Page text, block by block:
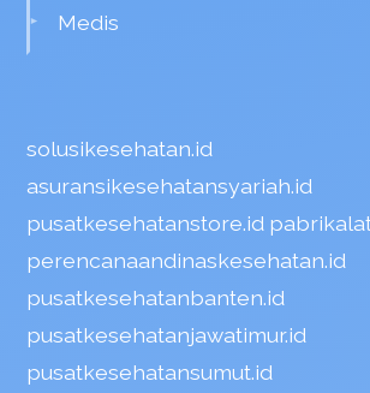
Medis
solusikesehatan.id
asuransikesehatansyariah.id
pusatkesehatanstore.id
perencanaandinaskesehatan.id
pusatkesehatanbanten.id
pusatkesehatanjawatimur.id
pusatkesehatansumut.id